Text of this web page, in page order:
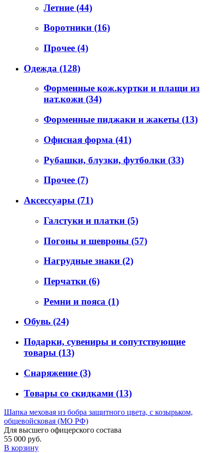
Летние (44)
Воротники (16)
Прочее (4)
Одежда (128)
Форменные кож.куртки и плащи из
нат.кожи (34)
Форменные пиджаки и жакеты (13)
Офисная форма (41)
Рубашки, блузки, футболки (33)
Прочее (7)
Аксессуары (71)
Галстуки и платки (5)
Погоны и шевроны (57)
Нагрудные знаки (2)
Перчатки (6)
Ремни и пояса (1)
Обувь (24)
Подарки, сувениры и сопутствующие
товары (13)
Снаряжение (3)
Товары со скидками (13)
Шапка меховая из бобра защитного цвета, с козырьком,
общевойсковая (МО РФ)
Для высшего офицерского состава
55 000 руб.
В корзину